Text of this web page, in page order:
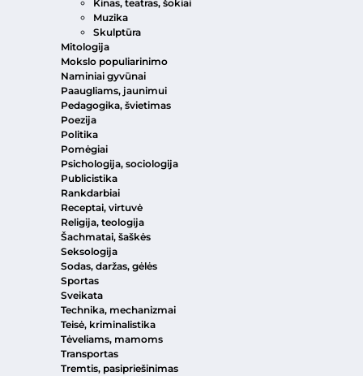
Kinas, teatras, šokiai
Muzika
Skulptūra
Mitologija
Mokslo populiarinimo
Naminiai gyvūnai
Paaugliams, jaunimui
Pedagogika, švietimas
Poezija
Politika
Pomėgiai
Psichologija, sociologija
Publicistika
Rankdarbiai
Receptai, virtuvė
Religija, teologija
Šachmatai, šaškės
Seksologija
Sodas, daržas, gėlės
Sportas
Sveikata
Technika, mechanizmai
Teisė, kriminalistika
Tėveliams, mamoms
Transportas
Tremtis, pasipriešinimas